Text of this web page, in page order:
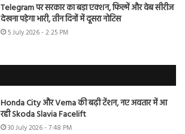
Telegram पर सरकार का बड़ा एक्शन, फिल्में और वेब सीरीज
देखना पड़ेगा भारी, तीन दिनों में दूसरा नोटिस
5 July 2026 - 2:25 PM
Honda City और Verna की बढ़ी टेंशन, नए अवतार में आ
रही Skoda Slavia Facelift
30 July 2026 - 7:48 PM